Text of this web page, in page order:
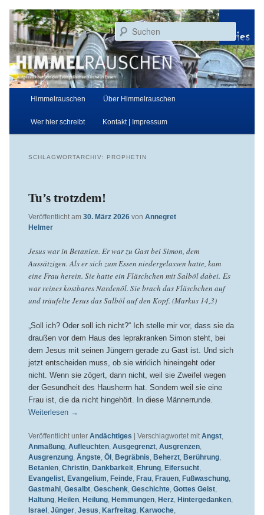
primären
Inhalt
springen
sekundären
Inhalt
springen
Himmelrauschen
Aufgezeichnet von der Evangelischen Kirche in Essen
Hauptmenü
Himmelrauschen Über Himmelrauschen
Wer hier schreibt Kontakt | Impressum
SCHLAGWORTARCHIV: PROPHETIN
Tu’s trotzdem!
Veröffentlicht am 30. März 2026 von Annegret
Helmer
Jesus war in Betanien. Er war zu Gast bei Simon, dem
Aussätzigen. Als er sich zum Essen niedergelassen hatte, kam
eine Frau herein. Sie hatte ein Fläschchen mit Salböl dabei. Es
war reines kostbares Nardenöl. Sie brach das Fläschchen auf
und träufelte Jesus das Salböl auf den Kopf. (Markus 14,3)
„Soll ich? Oder soll ich nicht?“ Ich stelle mir vor, dass sie da
draußen vor dem Haus des leprakranken Simon steht, bei
dem Jesus mit seinen Jüngern gerade zu Gast ist. Und sich
jetzt entscheiden muss, ob sie wirklich hineingeht oder
nicht. Wenn sie zögert, dann nicht, weil sie Zweifel wegen
der Gesundheit des Hausherrn hat. Sondern weil sie eine
Frau ist, die da nicht hingehört. In diese Männerrunde.
Weiterlesen →
Veröffentlicht unter Andächtiges Verschlagwortet mit Angst,
Anmaßung, Aufleuchten, Ausgegrenzt, Ausgrenzen,
Ausgrenzung, Ängste, Öl , Begräbnis, Beherzt, Berührung,
Betanien, Christin, Dankbarkeit, Ehrung, Eifersucht,
Evangelist, Evangelium, Feinde, Frau, Frauen, Fußwaschung,
Gastmahl , Gesalbt, Geschenk, Geschichte, Gottes Geist,
Haltung, Heilen, Heilung, Hemmungen, Herz, Hintergedanken,
Israel , Jünger, Jesus, Karfreitag, Karwoche,